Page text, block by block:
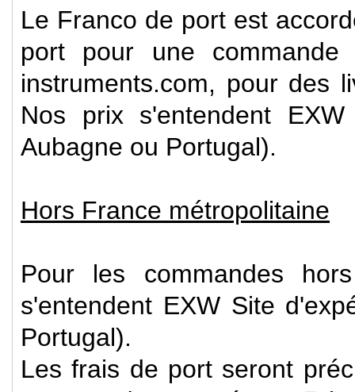
Le Franco de port est
port pour une
instruments.com, pour des
Nos prix s'entendent
Aubagne ou Portugal).
Hors France métropolitaine
Pour les commandes
s'entendent EXW Site
Portugal).
Les frais de port seront